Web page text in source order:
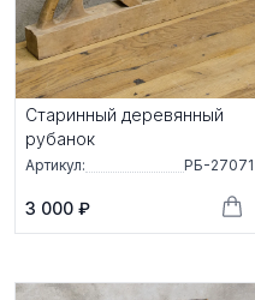
Старинный деревянный
рубанок
Артикул: РБ-27071
3 000 ₽